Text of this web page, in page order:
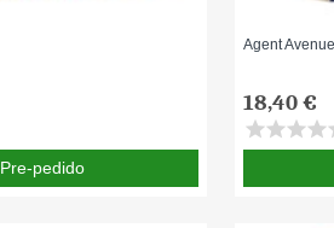
Pre-pedido
Agent Avenue
18,40 €
starstarstarstar